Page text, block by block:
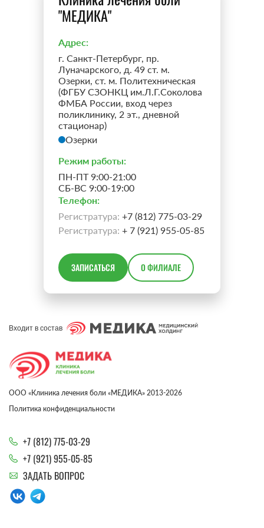
зависимости от показаний
Скрыть текст
"МЕДИКА"
Адрес:
г. Санкт-Петербург, пр.
Луначарского, д. 49 ст. м.
Озерки, ст. м. Политехническая
(ФГБУ СЗОНКЦ им.Л.Г.Соколова
ФМБА России, вход через
поликлинику, 2 эт., дневной
стационар)
Озерки
Режим работы:
ПН-ПТ 9:00-21:00
СБ-ВС 9:00-19:00
Телефон:
Регистратура: +7 (812) 775-03-29
Регистратура: + 7 (921) 955-05-85
ЗАПИСАТЬСЯ О ФИЛИАЛЕ
Входит в состав
ООО «Клиника лечения боли «МЕДИКА» 2013-2026
Политика конфиденциальности
+7 (812) 775-03-29
+7 (921) 955-05-85
ЗАДАТЬ ВОПРОС